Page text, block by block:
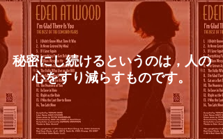
秘密にし続けるというのは，人の
心をすり減らすものです。